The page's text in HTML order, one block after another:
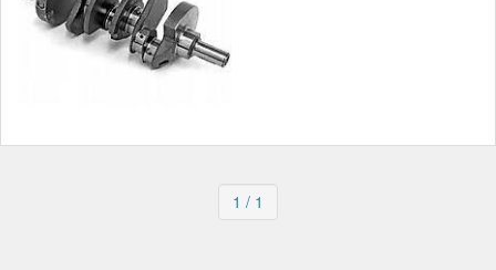
1 / 1